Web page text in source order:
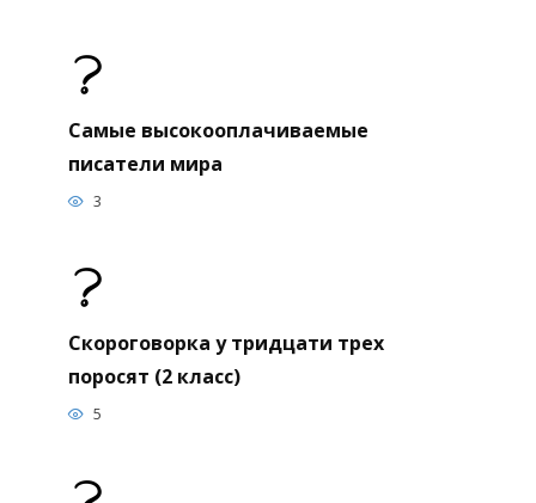
Самые высокооплачиваемые
писатели мира
3
Скороговорка у тридцати трех
поросят (2 класс)
5